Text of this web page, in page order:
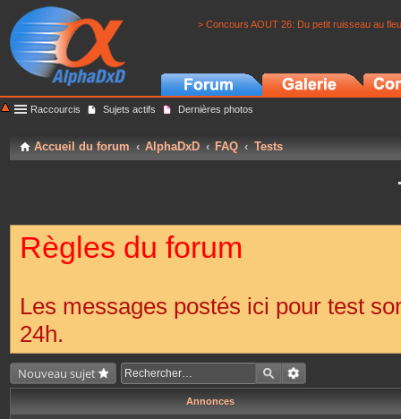
> Concours AOUT 26: Du petit ruisseau au
Raccourcis Sujets actifs Dernières photos
Accueil du forum AlphaDxD FAQ Tests
Règles du forum
Les messages postés ici pour test
24h.
Nouveau sujet
Annonces